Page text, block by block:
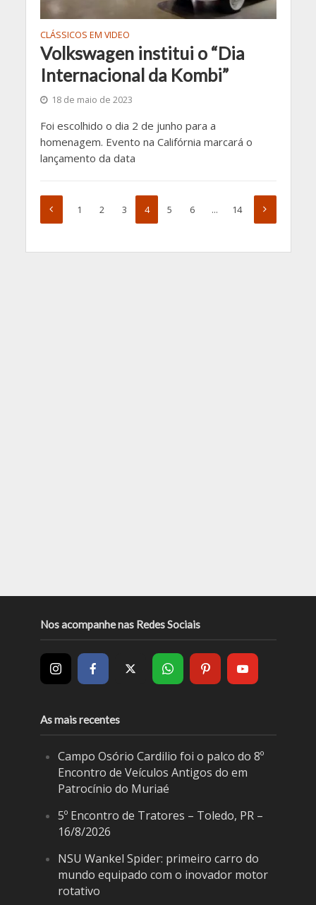
CLÁSSICOS EM VIDEO
Volkswagen institui o “Dia
Internacional da Kombi”
18 de maio de 2023
Foi escolhido o dia 2 de junho para a
homenagem. Evento na Califórnia marcará o
lançamento da data
1 2 3 4 5 6 … 14
Nos acompanhe nas Redes Sociais
As mais recentes
Campo Osório Cardilio foi o palco do 8º
Encontro de Veículos Antigos do em
Patrocínio do Muriaé
5º Encontro de Tratores – Toledo, PR –
16/8/2026
NSU Wankel Spider: primeiro carro do
mundo equipado com o inovador motor
rotativo